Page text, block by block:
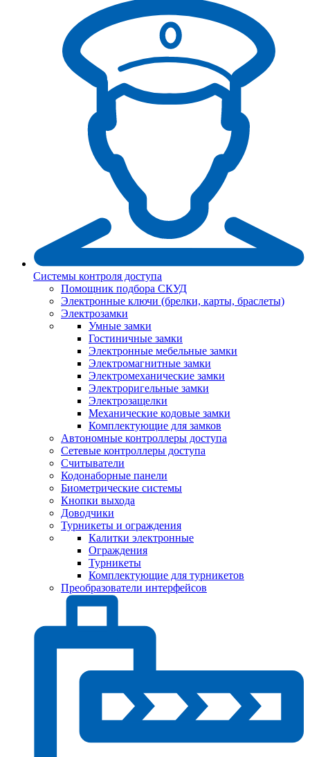
Системы контроля доступа
Помощник подбора СКУД
Электронные ключи (брелки, карты, браслеты)
Электрозамки
Умные замки
Гостиничные замки
Электронные мебельные замки
Электромагнитные замки
Электромеханические замки
Электроригельные замки
Электрозащелки
Механические кодовые замки
Комплектующие для замков
Автономные контроллеры доступа
Сетевые контроллеры доступа
Считыватели
Кодонаборные панели
Биометрические системы
Кнопки выхода
Доводчики
Турникеты и ограждения
Калитки электронные
Ограждения
Турникеты
Комплектующие для турникетов
Преобразователи интерфейсов